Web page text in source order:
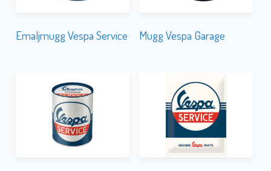
Emaljmugg Vespa Service Mugg Vespa Garage